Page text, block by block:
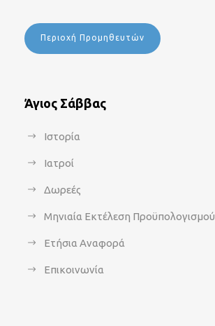
Περιοχή Προμηθευτών
Άγιος Σάββας
Ιστορία
Ιατροί
Δωρεές
Μηνιαία Εκτέλεση Προϋπολογισμού
Ετήσια Αναφορά
Επικοινωνία